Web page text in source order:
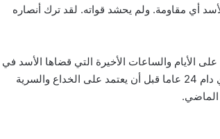
أي مقاومة. ولم يحشد قواته. لقد ترك أنصاره
التي أجريت مع 14 شخصا مطلعين على الأيام والساعات الأخيرة التي قضاها الأسد في
السلطة صورة لزعيم يبحث عن مساعدة خارجية لتمديد حكمه الذي دام 24 عاما قبل أن يعتمد على الخداع والسرية
الماضي.